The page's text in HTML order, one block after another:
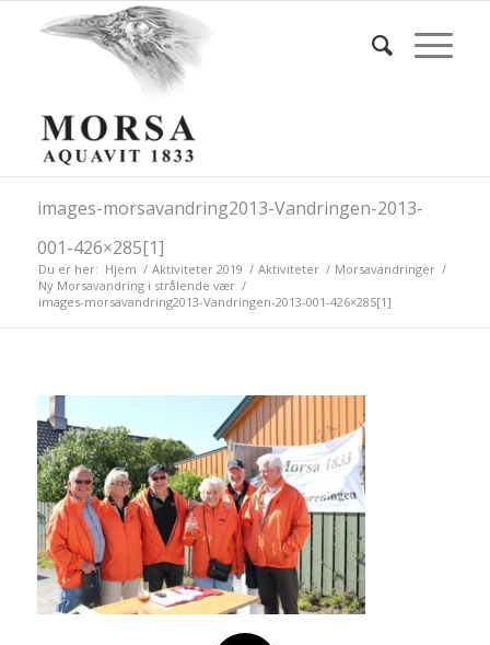
images-morsavandring2013-Vandringen-2013-
001-426×285[1]
Du er her: Hjem / Aktiviteter 2019 / Aktiviteter / Morsavandringer /
Ny Morsavandring i strålende vær /
images-morsavandring2013-Vandringen-2013-001-426×285[1]